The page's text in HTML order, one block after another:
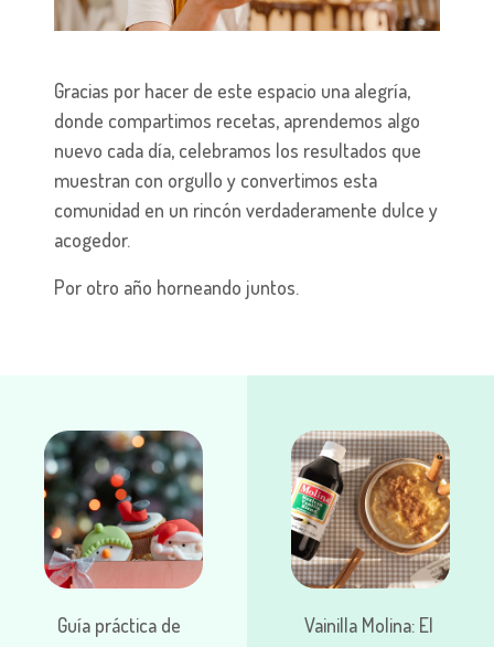
Gracias por hacer de este espacio una alegría,
donde compartimos recetas, aprendemos algo
nuevo cada día, celebramos los resultados que
muestran con orgullo y convertimos esta
comunidad en un rincón verdaderamente dulce y
acogedor.
Por otro año horneando juntos.
Guía práctica de
Vainilla Molina: El